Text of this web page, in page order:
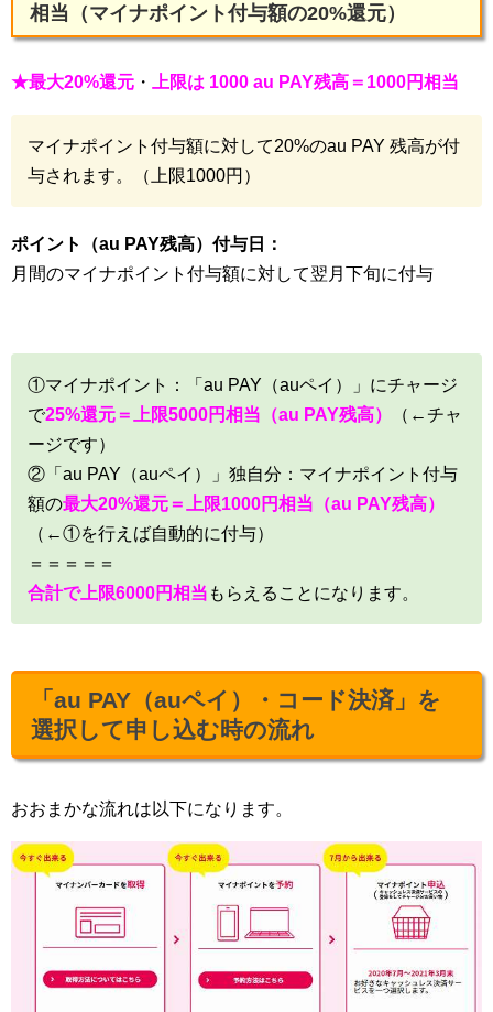
相当（マイナポイント付与額の20%還元）
★最大20%還元 ・ 上限は 1000 au PAY残高＝1000円相当
マイナポイント付与額に対して20%のau PAY 残高が付
与されます。（上限1000円）
ポイント（au PAY残高）付与日：
月間のマイナポイント付与額に対して翌月下旬に付与
①マイナポイント：「au PAY（auペイ）」にチャージ
で25%還元＝上限5000円相当（au PAY残高）
（←チャ
ージです）
②「au PAY（auペイ）」独自分：マイナポイント付与
額の最大20%還元＝上限1000円相当（au PAY残高）
（←①を行えば自動的に付与）
＝＝＝＝＝
合計で上限6000円相当 もらえることになります。
「au PAY（auペイ）・コード決済」を
選択して申し込む時の流れ
おおまかな流れは以下になります。